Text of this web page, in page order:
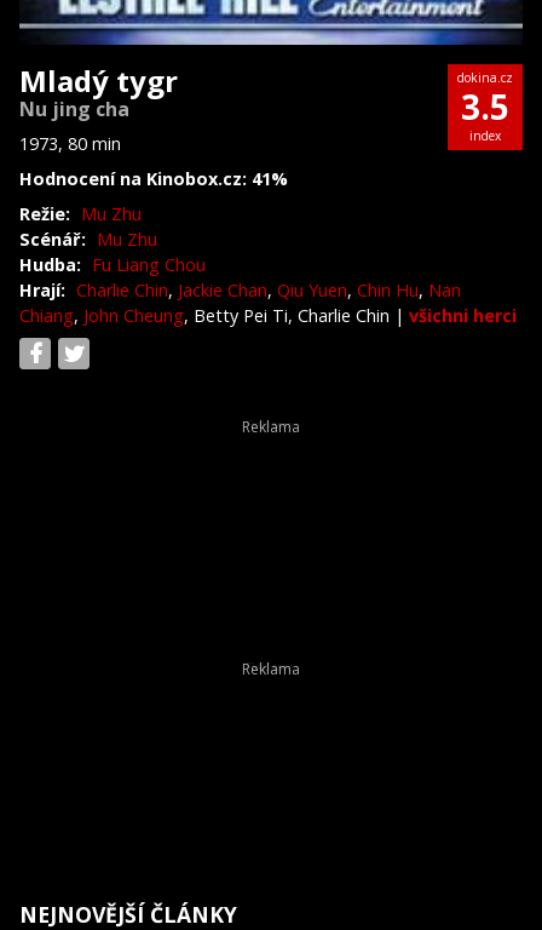
Mladý tygr
Nu jing cha
1973, 80 min
Hodnocení na Kinobox.cz: 41%
dokina.cz
3.5
index
Režie: Mu Zhu
Scénář: Mu Zhu
Hudba: Fu Liang Chou
Hrají: Charlie Chin, Jackie Chan, Qiu Yuen, Chin Hu, Nan
Chiang, John Cheung, Betty Pei Ti, Charlie Chin | všichni herci
NEJNOVĚJŠÍ ČLÁNKY